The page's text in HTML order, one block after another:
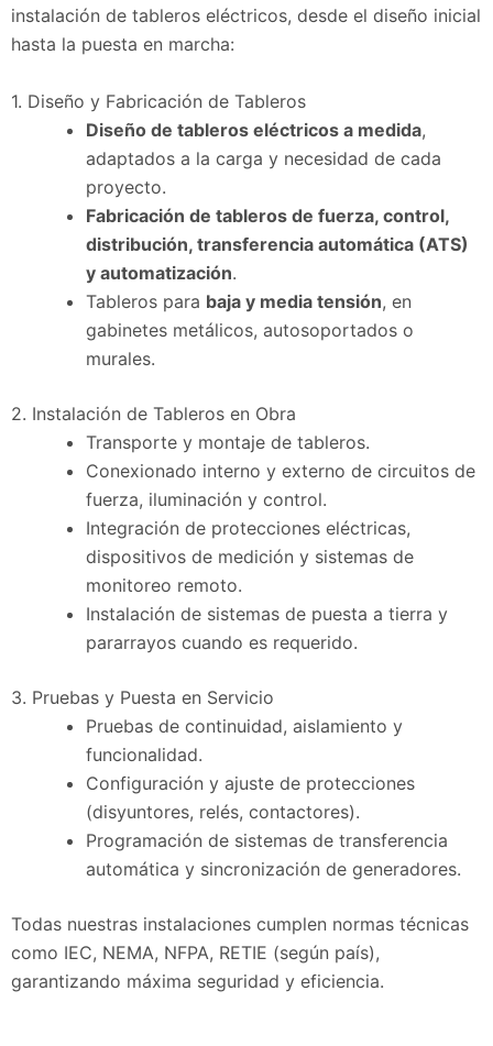
instalación de tableros eléctricos, desde el diseño inicial
hasta la puesta en marcha:
1. Diseño y Fabricación de Tableros
Diseño de tableros eléctricos a medida,
adaptados a la carga y necesidad de cada
proyecto.
Fabricación de tableros de fuerza, control,
distribución, transferencia automática (ATS)
y automatización.
Tableros para baja y media tensión, en
gabinetes metálicos, autosoportados o
murales.
2. Instalación de Tableros en Obra
Transporte y montaje de tableros.
Conexionado interno y externo de circuitos de
fuerza, iluminación y control.
Integración de protecciones eléctricas,
dispositivos de medición y sistemas de
monitoreo remoto.
Instalación de sistemas de puesta a tierra y
pararrayos cuando es requerido.
3. Pruebas y Puesta en Servicio
Pruebas de continuidad, aislamiento y
funcionalidad.
Configuración y ajuste de protecciones
(disyuntores, relés, contactores).
Programación de sistemas de transferencia
automática y sincronización de generadores.
Todas nuestras instalaciones cumplen normas técnicas
como IEC, NEMA, NFPA, RETIE (según país),
garantizando máxima seguridad y eficiencia.